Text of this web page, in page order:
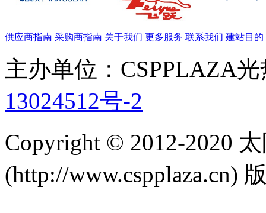
供应商指南 采购商指南 关于我们 更多服务 联系我们 建站目的
主办单位：CSPPLAZA
13024512号-2
Copyright © 2012-2020
(http://www.cspplaza.cn)